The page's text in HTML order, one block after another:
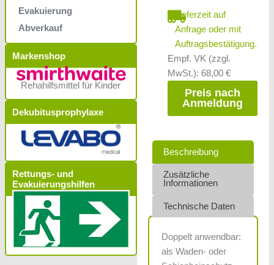
Evakuierung
Abverkauf
Markenshop
Rehahilfsmittel für Kinder
Dekubitusprophylaxe
Rettungs- und
Evakuierungshilfen
Lieferzeit auf
Anfrage oder mit
Auftragsbestätigung.
Empf. VK (zzgl.
MwSt.): 68,00 €
Preis nach
Anmeldung
Beschreibung
Zusätzliche
Informationen
Technische Daten
Doppelt anwendbar:
als Waden- oder